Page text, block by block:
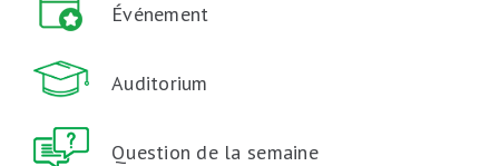
Événement
Auditorium
Question de la semaine